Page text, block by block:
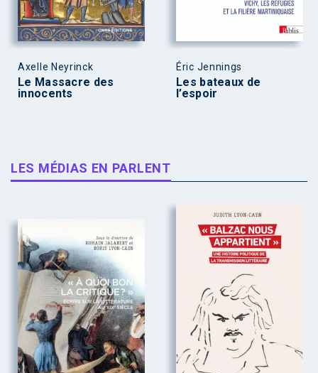
Axelle Neyrinck
Le Massacre des
innocents
Éric Jennings
Les bateaux de
l’espoir
LES MÉDIAS EN PARLENT